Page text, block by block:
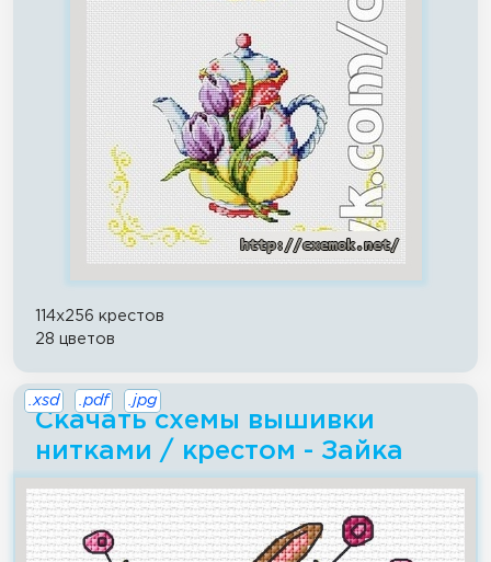
114x256 крестов
28 цветов
Скачать схемы вышивки
нитками / крестом - Зайка
.xsd .pdf .jpg